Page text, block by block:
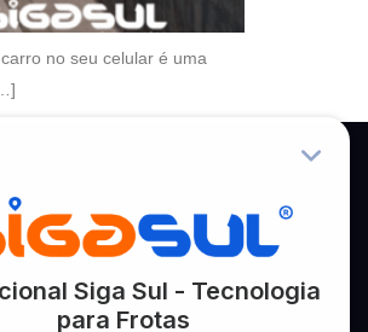
no seu celular é uma
PRIVACIDADE
Política de Privacidade